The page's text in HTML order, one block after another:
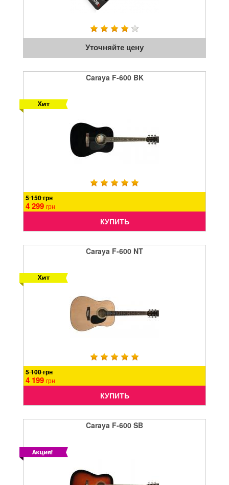
Уточняйте цену
Caraya F-600 BK
5 150 грн
4 299 грн
КУПИТЬ
Caraya F-600 NT
5 100 грн
4 199 грн
КУПИТЬ
Caraya F-600 SB